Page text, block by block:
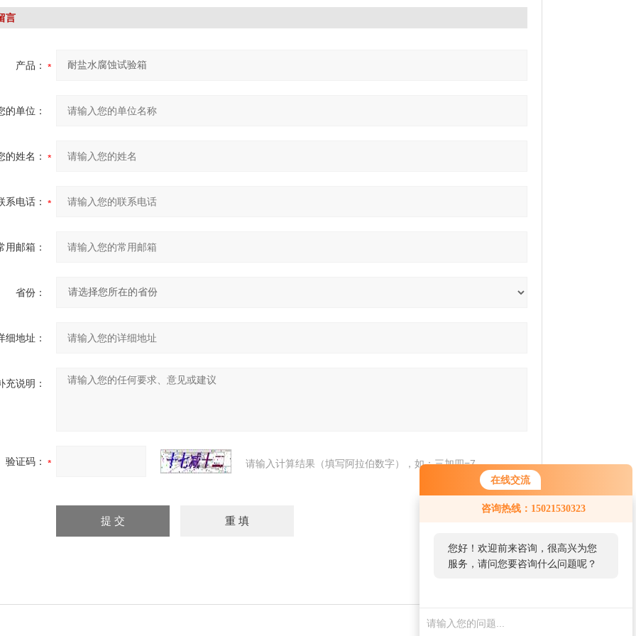
在线交流
咨询热线：15021530323
您好！欢迎前来咨询，很高兴为您
服务，请问您要咨询什么问题呢？
言
产品：
的单位：
的姓名：
系电话：
用邮箱：
省份：
细地址：
充说明：
验证码： 请输入计算结果（填写阿拉伯数字），如：三加四=7